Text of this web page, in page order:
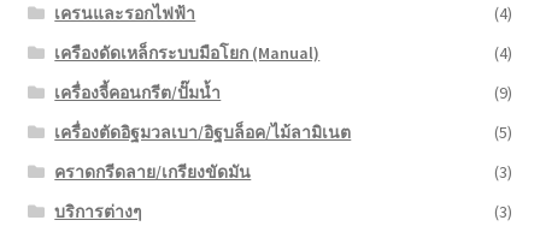
เครนและรอกไฟฟ้า
(4)
เครืองดัดเหล็กระบบมือโยก (Manual)
(4)
เครื่องจี้คอนกรีต/ปั๊มน้ำ
(9)
เครื่องตัดอิฐมวลเบา/อิฐบล็อค/ไม้ลามิเนต
(5)
คราดกรีดลาย/เกรียงขัดมัน
(3)
บริการต่างๆ
(3)